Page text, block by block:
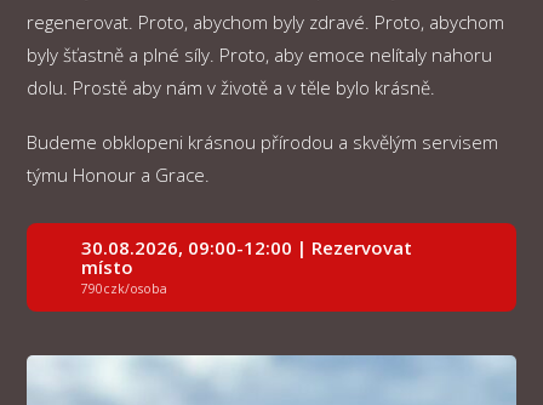
regenerovat. Proto, abychom byly zdravé. Proto, abychom
byly šťastně a plné síly. Proto, aby emoce nelítaly nahoru
dolu. Prostě aby nám v životě a v těle bylo krásně.
Budeme obklopeni krásnou přírodou a skvělým servisem
týmu Honour a Grace.
30.08.2026, 09:00-12:00 | Rezervovat
místo
790czk/osoba